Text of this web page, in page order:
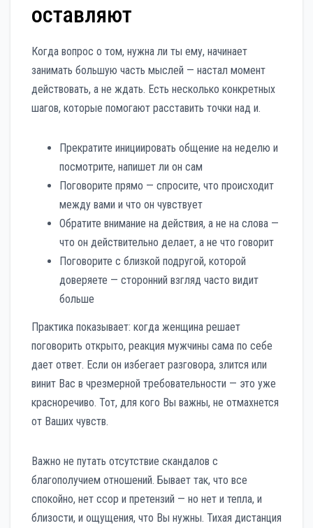
оставляют
Когда вопрос о том, нужна ли ты ему, начинает
занимать большую часть мыслей — настал момент
действовать, а не ждать. Есть несколько конкретных
шагов, которые помогают расставить точки над и.
Прекратите инициировать общение на неделю и
посмотрите, напишет ли он сам
Поговорите прямо — спросите, что происходит
между вами и что он чувствует
Обратите внимание на действия, а не на слова —
что он действительно делает, а не что говорит
Поговорите с близкой подругой, которой
доверяете — сторонний взгляд часто видит
больше
Практика показывает: когда женщина решает
поговорить открыто, реакция мужчины сама по себе
дает ответ. Если он избегает разговора, злится или
винит Вас в чрезмерной требовательности — это уже
красноречиво. Тот, для кого Вы важны, не отмахнется
от Ваших чувств.
Важно не путать отсутствие скандалов с
благополучием отношений. Бывает так, что все
спокойно, нет ссор и претензий — но нет и тепла, и
близости, и ощущения, что Вы нужны. Тихая дистанция